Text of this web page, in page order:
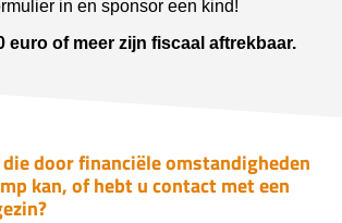
in en sponsor een kind!
euro of meer zijn fiscaal aftrekbaar.
door financiële omstandigheden
kan, of hebt u contact met een